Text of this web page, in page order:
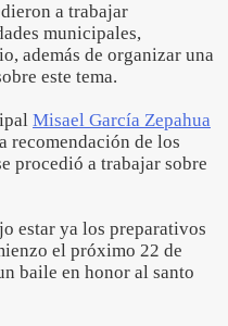
a trabajar
municipales,
además de organizar una
este tema.
Misael García Zepahua
recomendación de los
procedió a trabajar sobre
estar ya los preparativos
el próximo 22 de
baile en honor al santo